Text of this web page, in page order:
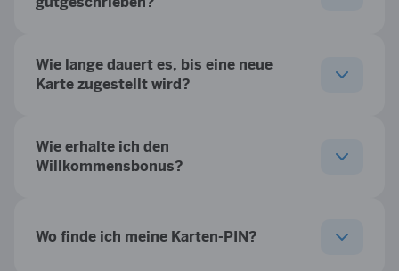
Wie lange dauert es, bis eine neue
Karte zugestellt wird?
Wie erhalte ich den
Willkommensbonus?
Wo finde ich meine Karten-PIN?